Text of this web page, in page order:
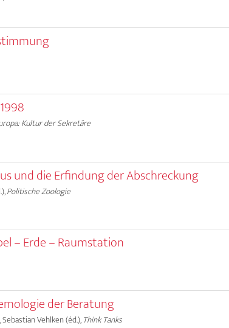
Kultur der Sekretäre
und die Erfindung der Abschreckung
Politische Zoologie
– Erde – Raumstation
der Beratung
Vehlken (éd.),Think Tanks